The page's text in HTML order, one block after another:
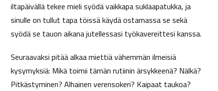
iltapäivällä tekee mieli syödä vaikkapa suklaapatukka, ja
sinulle on tullut tapa töissä käydä ostamassa se sekä
syödä se tauon aikana jutellessasi työkavereittesi kanssa.
Seuraavaksi pitää alkaa miettiä vähemmän ilmeisiä
kysymyksiä: Mikä toimii tämän rutiinin ärsykkeenä? Nälkä?
Pitkästyminen? Alhainen verensokeri? Kaipaat taukoa?